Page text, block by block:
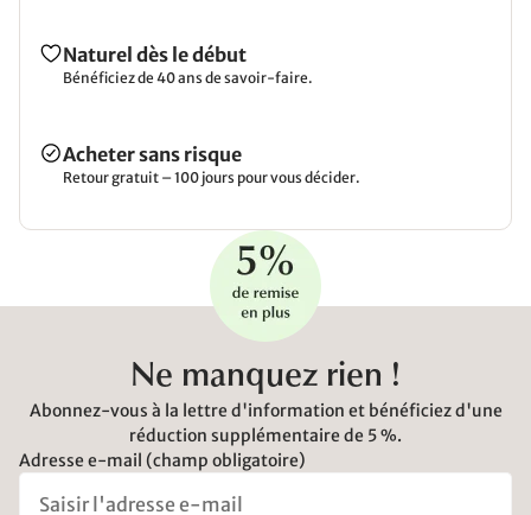
Naturel dès le début
Bénéficiez de 40 ans de savoir-faire.
Acheter sans risque
Retour gratuit – 100 jours pour vous décider.
Ne manquez rien !
Abonnez-vous à la lettre d'information et bénéficiez d'une
réduction supplémentaire de 5 %.
Adresse e-mail (champ obligatoire)